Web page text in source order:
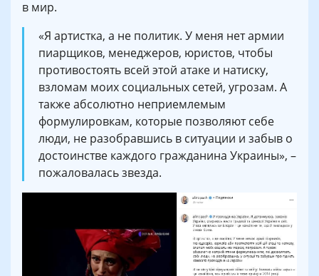
в мир.
«Я артистка, а не политик. У меня нет армии
пиарщиков, менеджеров, юристов, чтобы
противостоять всей этой атаке и натиску,
взломам моих социальных сетей, угрозам. А
также абсолютно неприемлемым
формулировкам, которые позволяют себе
люди, не разобравшись в ситуации и забыв о
достоинстве каждого гражданина Украины», –
пожаловалась звезда.